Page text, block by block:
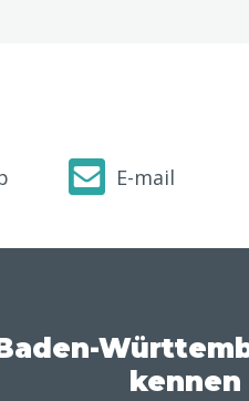
E-mail
kennen